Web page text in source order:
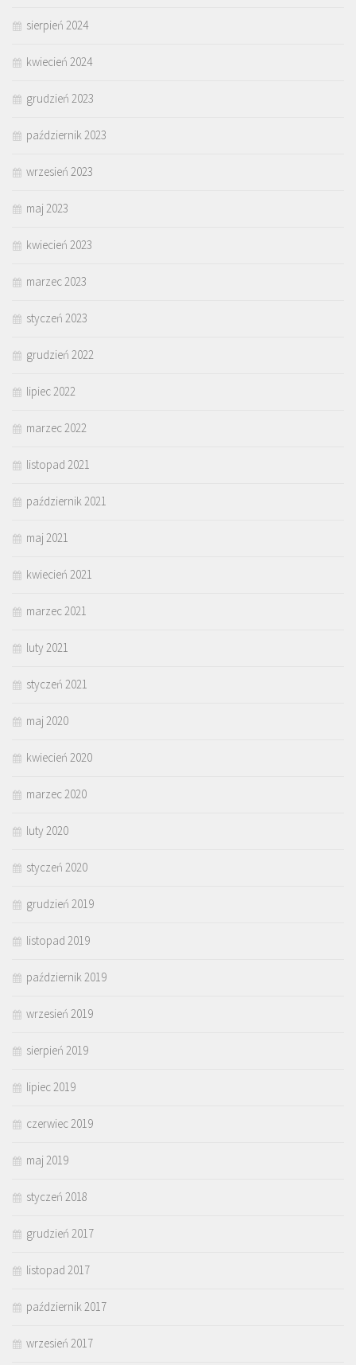
sierpień 2024
kwiecień 2024
grudzień 2023
październik 2023
wrzesień 2023
maj 2023
kwiecień 2023
marzec 2023
styczeń 2023
grudzień 2022
lipiec 2022
marzec 2022
listopad 2021
październik 2021
maj 2021
kwiecień 2021
marzec 2021
luty 2021
styczeń 2021
maj 2020
kwiecień 2020
marzec 2020
luty 2020
styczeń 2020
grudzień 2019
listopad 2019
październik 2019
wrzesień 2019
sierpień 2019
lipiec 2019
czerwiec 2019
maj 2019
styczeń 2018
grudzień 2017
listopad 2017
październik 2017
wrzesień 2017